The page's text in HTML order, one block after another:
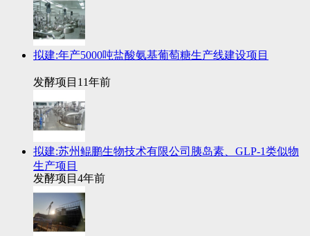
拟建:年产5000吨盐酸氨基葡萄糖生产线建设项目
发酵项目 11年前
拟建:苏州鲲鹏生物技术有限公司胰岛素、GLP-1类似物
生产项目
发酵项目 4年前